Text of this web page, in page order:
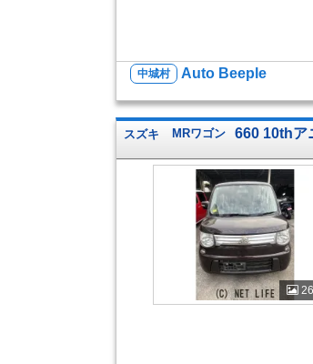
中城村 Auto Beeple
スズキ MRワゴン 660 10thア